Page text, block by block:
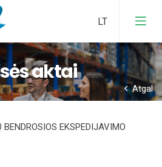
aktai
Atgal
EKSPEDIJAVIMO